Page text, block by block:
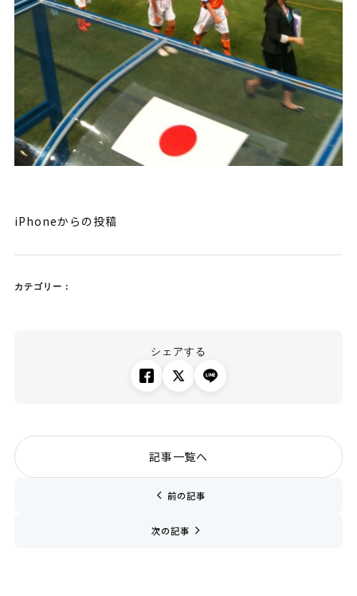
iPhoneからの投稿
カテゴリー：
シェアする
chevron_left 前の記事
記事一覧へ
次の記事 navigate_next